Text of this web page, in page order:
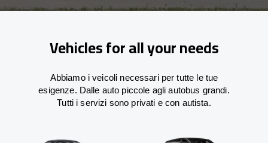
Vehicles for all your needs
Abbiamo i veicoli necessari per tutte le tue
esigenze. Dalle auto piccole agli autobus grandi.
Tutti i servizi sono privati e con autista.